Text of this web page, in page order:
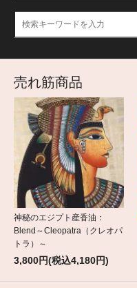
売れ筋商品
神秘のエジプト産香油：
Blend～Cleopatra（クレオパ
トラ）～
3,800円(税込4,180円)